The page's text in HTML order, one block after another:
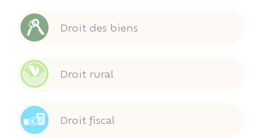
Droit des biens
Droit rural
Droit fiscal